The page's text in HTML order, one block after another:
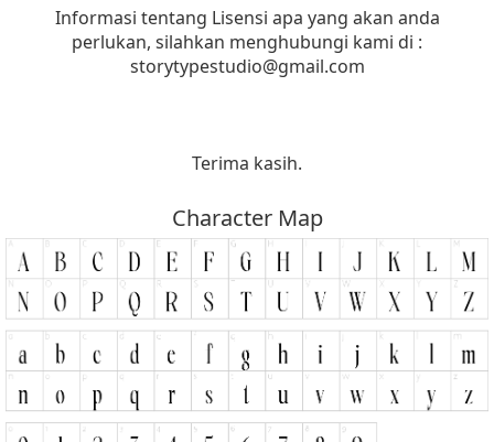
Informasi tentang Lisensi apa yang akan anda
perlukan, silahkan menghubungi kami di :
storytypestudio@gmail.com
Terima kasih.
Character Map